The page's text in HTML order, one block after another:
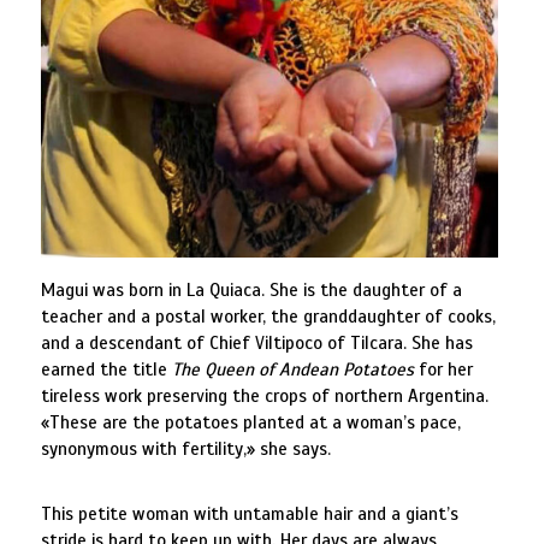
Magui was born in La Quiaca. She is the daughter of a
teacher and a postal worker, the granddaughter of cooks,
and a descendant of Chief Viltipoco of Tilcara. She has
earned the title The Queen of Andean Potatoesfor her
tireless work preserving the crops of northern Argentina.
«These are the potatoes planted at a woman’s pace,
synonymous with fertility,» she says.
This petite woman with untamable hair and a giant’s